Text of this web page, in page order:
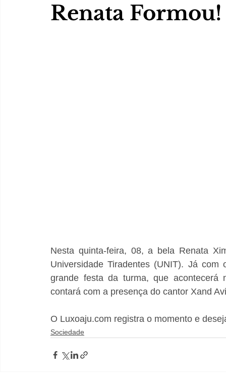
Renata Formou!
Nesta quinta-feira, 08, a bela Renata
Universidade Tiradentes (UNIT). Já
grande festa da turma, que
contará com a presença do cantor Xand
O Luxoaju.com registra o momento e
Sociedade